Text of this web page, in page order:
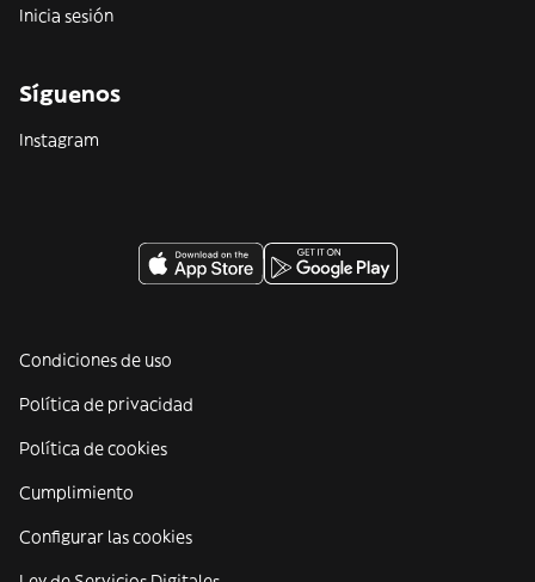
Inicia sesión
Síguenos
Instagram
Condiciones de uso
Política de privacidad
Política de cookies
Cumplimiento
Configurar las cookies